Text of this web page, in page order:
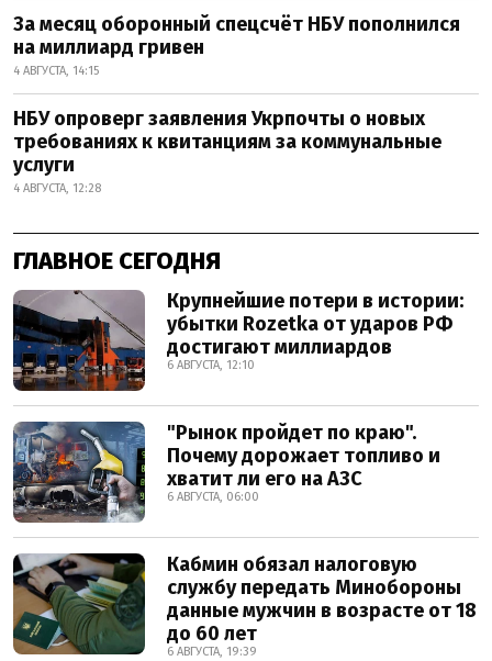
За месяц оборонный спецсчёт НБУ пополнился
на миллиард гривен
4 АВГУСТА, 14:15
НБУ опроверг заявления Укрпочты о новых
требованиях к квитанциям за коммунальные
услуги
4 АВГУСТА, 12:28
ГЛАВНОЕ СЕГОДНЯ
Крупнейшие потери в истории:
убытки Rozetka от ударов РФ
достигают миллиардов
6 АВГУСТА, 12:10
"Рынок пройдет по краю".
Почему дорожает топливо и
хватит ли его на АЗС
6 АВГУСТА, 06:00
Кабмин обязал налоговую
службу передать Минобороны
данные мужчин в возрасте от 18
до 60 лет
6 АВГУСТА, 19:39